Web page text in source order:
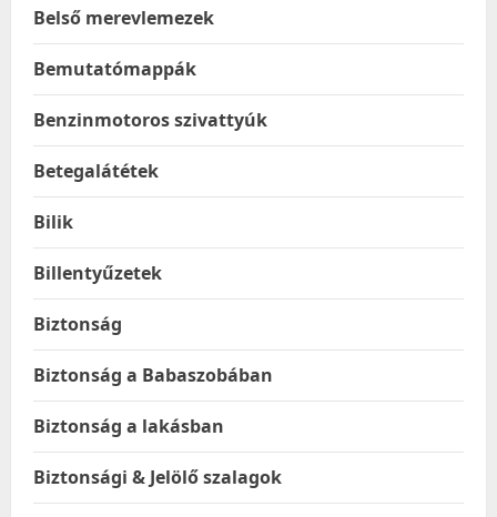
Belső merevlemezek
Bemutatómappák
Benzinmotoros szivattyúk
Betegalátétek
Bilik
Billentyűzetek
Biztonság
Biztonság a Babaszobában
Biztonság a lakásban
Biztonsági & Jelölő szalagok